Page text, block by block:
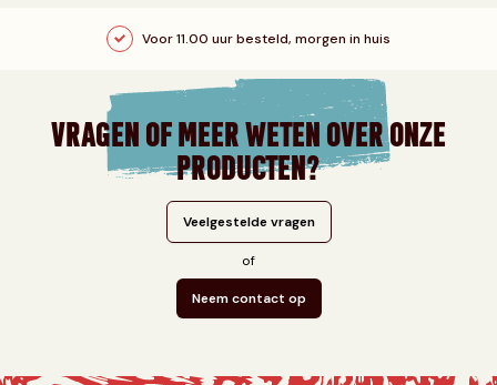
Voor 11.00 uur besteld, morgen in huis
VRAGEN OF MEER WETEN OVER ONZE
PRODUCTEN?
Veelgestelde vragen
of
Neem contact op